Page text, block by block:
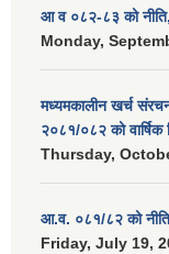
आ व ०८२-८३ को
Monday,
मध्यमकालीन खर्च
२०८१/०८२ को वार्षिक
Thursday,
आ.व. ०८१/८२ को
Friday, July 19,